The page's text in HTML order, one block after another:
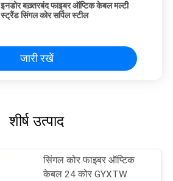
इनडोर बख़्तरबंद फाइबर ऑप्टिक केबल मल्टी
स्ट्रैंड सिंगल कोर सर्पिल स्टील
जारी रखें
शीर्ष उत्पाद
सिंगल कोर फाइबर ऑप्टिक
केबल 24 कोर GYXTW